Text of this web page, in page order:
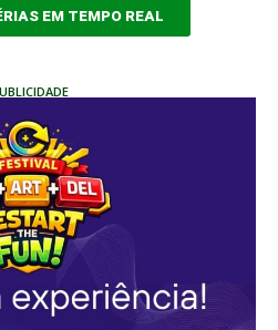
EM TEMPO REAL